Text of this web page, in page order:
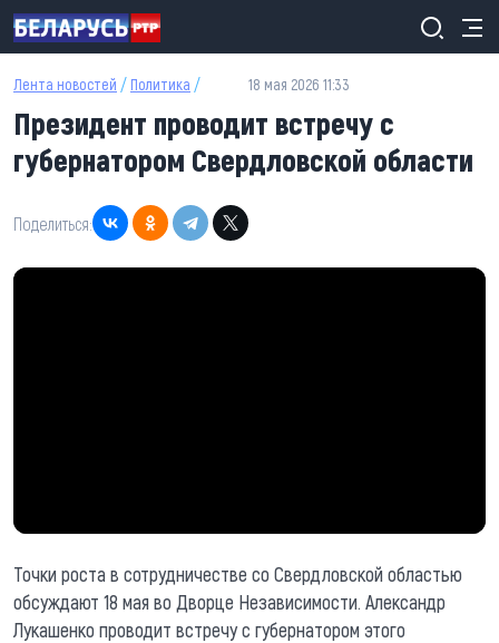
Перейти к основному содержанию
Лента новостей / Политика / 18 мая 2026 11:33
Президент проводит встречу с
губернатором Свердловской области
Поделиться:
Точки роста в сотрудничестве со Свердловской областью
обсуждают 18 мая во Дворце Независимости. Александр
Лукашенко проводит встречу с губернатором этого